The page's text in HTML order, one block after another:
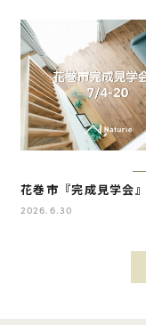
花巻市『完成見学会』
2026.6.30